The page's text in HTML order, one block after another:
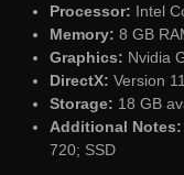
Processor: Intel
Memory: 8 GB
Graphics: Nvidia
DirectX: Version 11
Storage: 18 GB
Additional Notes:
720; SSD